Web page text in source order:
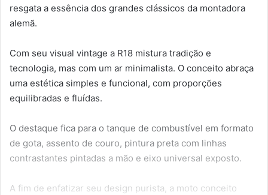
resgata a essência dos grandes clássicos da montadora
alemã.
Com seu visual vintage a R18 mistura tradição e
tecnologia, mas com um ar minimalista. O conceito abraça
uma estética simples e funcional, com proporções
equilibradas e fluídas.
O destaque fica para o tanque de combustível em formato
de gota, assento de couro, pintura preta com linhas
contrastantes pintadas a mão e eixo universal exposto.
A fim de enfatizar seu design purista, a moto conceito